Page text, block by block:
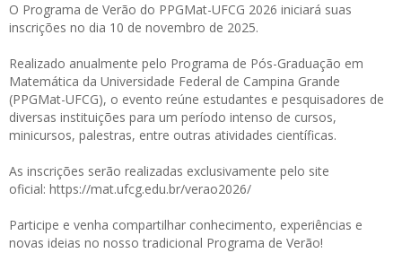
O Programa de Verão do PPGMat-UFCG 2026 iniciará suas
inscrições no dia 10 de novembro de 2025.
Realizado anualmente pelo Programa de Pós-Graduação em
Matemática da Universidade Federal de Campina Grande
(PPGMat-UFCG), o evento reúne estudantes e pesquisadores de
diversas instituições para um período intenso de cursos,
minicursos, palestras, entre outras atividades científicas.
As inscrições serão realizadas exclusivamente pelo site
oficial: https://mat.ufcg.edu.br/verao2026/
Participe e venha compartilhar conhecimento, experiências e
novas ideias no nosso tradicional Programa de Verão!